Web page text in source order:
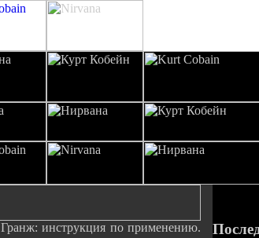
Гранж: инструкция по применению.